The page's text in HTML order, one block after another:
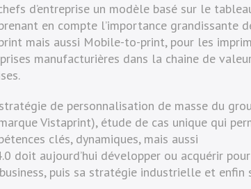
d’entreprise un modèle basé sur le
en compte l’importance grandissante
mais aussi Mobile-to-print, pour les
manufacturières dans la chaine de
de personnalisation de masse du
Vistaprint), étude de cas unique qui
clés, dynamiques, mais aussi
doit aujourd’hui développer ou acquérir pour
puis sa stratégie industrielle et enfin